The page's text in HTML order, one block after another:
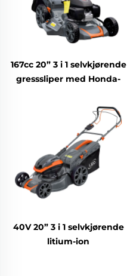
167cc 20” 3 i 1 selvkjørende
gresssliper med Honda-
40V 20” 3 i 1 selvkjørende
litium-ion